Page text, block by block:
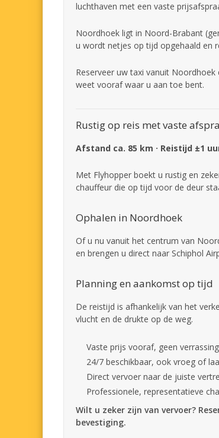
luchthaven met een vaste
Noordhoek ligt in Noord-Brabant
u wordt netjes op tijd opgehaald en
Reserveer uw taxi vanuit
weet vooraf waar u aan toe bent.
Rustig op reis met vaste
Afstand ca. 85 km · Reistijd ±1
Met Flyhopper boekt u rustig en
chauffeur die op tijd voor de deur
Ophalen in Noordhoek
Of u nu vanuit het centrum van
en brengen u direct naar Schiphol
Planning en aankomst op tijd
De reistijd is afhankelijk van het
vlucht en de drukte op de weg.
Vaste prijs vooraf, geen
24/7 beschikbaar, ook vroeg of
Direct vervoer naar de juiste
Professionele, representatieve
Wilt u zeker zijn van vervoer?
bevestiging.